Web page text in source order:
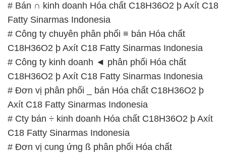
# Bán ∩ kinh doanh Hóa chất C18H36O2 þ Axít C18
Fatty Sinarmas Indonesia
# Công ty chuyên phân phối ≡ bán Hóa chất
C18H36O2 þ Axít C18 Fatty Sinarmas Indonesia
# Công ty kinh doanh ◄ phân phối Hóa chất
C18H36O2 þ Axít C18 Fatty Sinarmas Indonesia
# Đơn vị phân phối _ bán Hóa chất C18H36O2 þ
Axít C18 Fatty Sinarmas Indonesia
# Cty bán ÷ kinh doanh Hóa chất C18H36O2 þ Axít
C18 Fatty Sinarmas Indonesia
# Đơn vị cung ứng ß phân phối Hóa chất